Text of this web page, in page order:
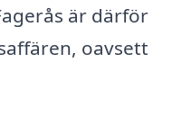
är därför
oavsett